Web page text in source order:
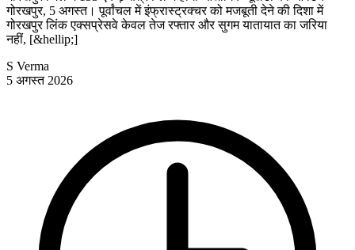
गोरखपुर, 5 अगस्त। पूर्वांचल में इंफ्रास्ट्रक्चर को मजबूती देने की दिशा में
गोरखपुर लिंक एक्सप्रेसवे केवल तेज रफ्तार और सुगम यातायात का जरिया
नहीं, [&hellip;]
S Verma
5 अगस्त 2026